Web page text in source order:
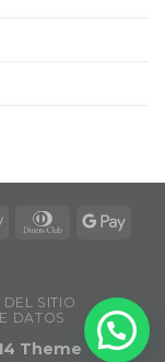
SITIO
DATOS
Theme